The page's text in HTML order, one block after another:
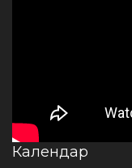
Календар